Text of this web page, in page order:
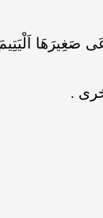
صَغِيرَهَا
.